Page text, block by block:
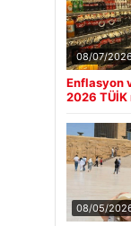
08/07/
Enflasyon
2026
08/05/